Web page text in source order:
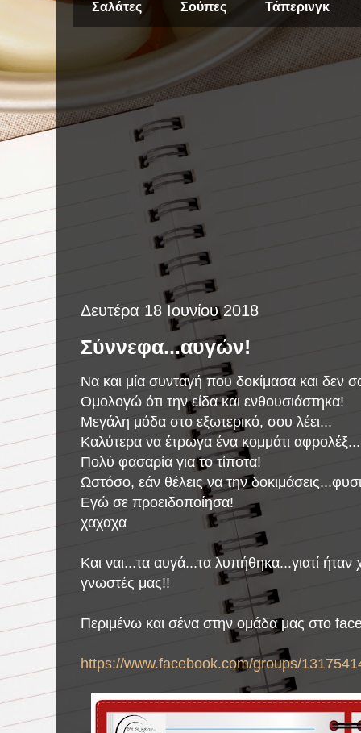
Σαλάτες Σούπες Τάπερινγκ
Δευτέρα 18 Ιουνίου 2018
Σύννεφα...αυγών!
Να και μία συνταγή που δοκίμασα και δεν
Ομολογώ ότι την είδα και ενθουσιάστηκα!
Μεγάλη μόδα στο εξωτερικό, σου λέει...
Καλύτερα να έτρωγα ένα κομμάτι
Πολύ φασαρία για το τίποτα!
Ωστόσο, εάν θέλεις να την
Εγώ σε προειδοποίησα!
χαχαχα
Και ναι...τα αυγά...τα λυπήθηκα...γιατί
γνωστές μας!!
Περιμένω και σένα στην ομάδα μας στο
https://www.facebook.com/groups/